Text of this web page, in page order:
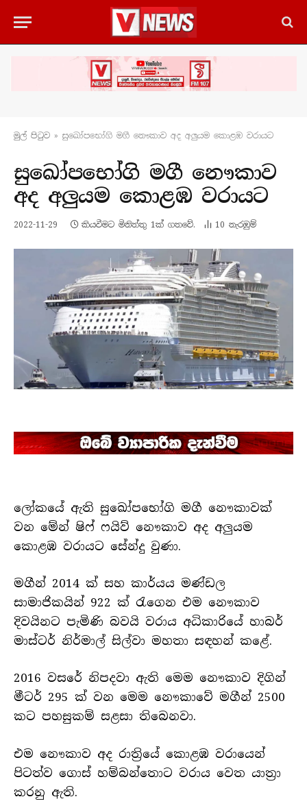
මුල් පිටු​ව » සුඛෝපභෝගි මගී නෞකාව අද අලුයම කොළඹ වරායට
සුඛෝපභෝගි මගී නෞකාව
අද අලුයම කොළඹ වරායට
2022-11-29 කියවීමට මිනිත්තු 1ක් ගතවේ. 10 නැරඹු​ම්
ලෝකයේ ඇති සුඛෝපභෝගි මගී නෞකාවක්
වන මේන් ෂිෆ් ෆයිව් නෞකාව අද අලුයම
කොළඹ වරායට සේන්දු වුණා.
මගීන් 2014 ක් සහ කාර්යය මණ්ඩල
සාමාජිකයින් 922 ක් රැගෙන එම නෞකාව
දිවයිනට පැමිණි බවයි වරාය අධිකාරියේ හාබර්
මාස්ටර් නිර්මාල් සිල්වා මහතා සඳහන් කළේ.
2016 වසරේ නිපදවා ඇති මෙම නෞකාව දිගින්
මීටර් 295 ක් වන මෙම නෞකාවේ මගීන් 2500
කට පහසුකම් සළසා තිබෙනවා.
එම නෞකාව අද රාත්‍රියේ කොළඹ වරායෙන්
පිටත්ව ගොස් හම්බන්තොට වරාය වෙත යාත්‍රා
කරනු ඇති.